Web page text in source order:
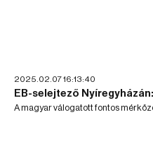
2025.02.07 16:13:40
EB-selejtező
A magyar válogatott fontos